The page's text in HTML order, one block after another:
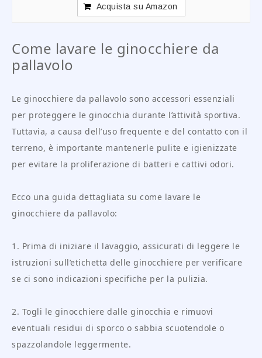
Acquista su Amazon
Come lavare le ginocchiere da
pallavolo
Le ginocchiere da pallavolo sono accessori essenziali
per proteggere le ginocchia durante l’attività sportiva.
Tuttavia, a causa dell’uso frequente e del contatto con il
terreno, è importante mantenerle pulite e igienizzate
per evitare la proliferazione di batteri e cattivi odori.
Ecco una guida dettagliata su come lavare le
ginocchiere da pallavolo:
1. Prima di iniziare il lavaggio, assicurati di leggere le
istruzioni sull’etichetta delle ginocchiere per verificare
se ci sono indicazioni specifiche per la pulizia.
2. Togli le ginocchiere dalle ginocchia e rimuovi
eventuali residui di sporco o sabbia scuotendole o
spazzolandole leggermente.